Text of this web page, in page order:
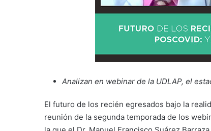
Analizan en webinar de la UDLAP, el
El futuro de los recién egresados bajo la
reunión de la segunda temporada de los